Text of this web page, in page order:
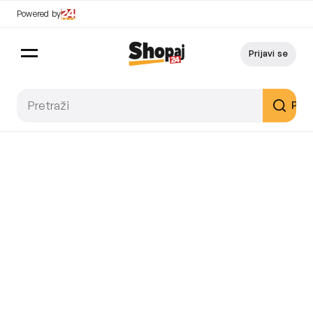
Powered by
Prijavi se